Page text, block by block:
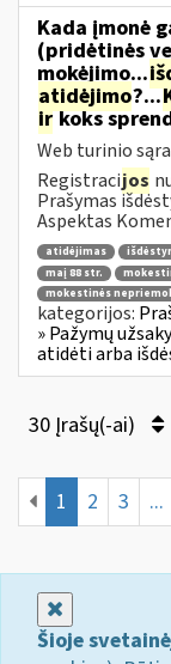
Kada įmonė
(pridėtinės
mokėjimo...
atidėjimo?...
irkoks
Web turinio
Registracijos
Prašymas
Aspektas
atidėjimas
maį 88 str.
mokestinės
kategorijos:
» Pažymų
atidėti arba
30 Įrašų(-ai)
1 2 3 ...
Šioje